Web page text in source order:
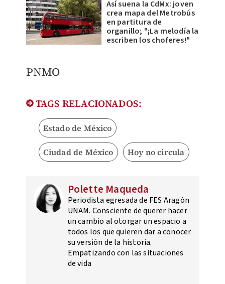
Así suena la CdMx: joven
crea mapa del Metrobús
en partitura de
organillo; "¡La melodía la
escriben los choferes!"
PNMO
TAGS RELACIONADOS:
Estado de México
Ciudad de México Hoy no circula
Polette Maqueda
Periodista egresada de FES Aragón
UNAM. Consciente de querer hacer
un cambio al otorgar un espacio a
todos los que quieren dar a conocer
su versión de la historia.
Empatizando con las situaciones
de vida